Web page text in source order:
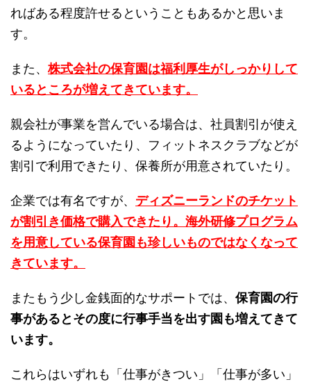
ればある程度許せるということもあるかと思いま
す。
また、株式会社の保育園は福利厚生がしっかりして
いるところが増えてきています。
親会社が事業を営んでいる場合は、社員割引が使え
るようになっていたり、フィットネスクラブなどが
割引で利用できたり、保養所が用意されていたり。
企業では有名ですが、 ディズニーランドのチケット
が割引き価格で購入できたり。海外研修プログラム
を用意している保育園も珍しいものではなくなって
きています。
またもう少し金銭面的なサポートでは、 保育園の行
事があるとその度に行事手当を出す園も増えてきて
います。
これらはいずれも「仕事がきつい」「仕事が多い」